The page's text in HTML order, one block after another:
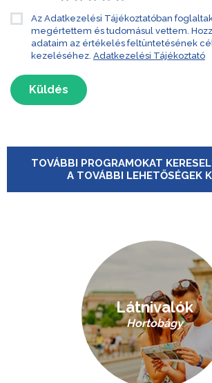
Az Adatkezelési Tájékoztatóban
megértettem és tudomásul vettem.
adataim az értékelés feltüntetésének
kezeléséhez. Adatkezelési Tájékoztató
Küldés
TOVÁBBI PROGRAMOKAT
A TOVÁBBI LEHETŐSÉGEK
Látnivalók
Hortobágy